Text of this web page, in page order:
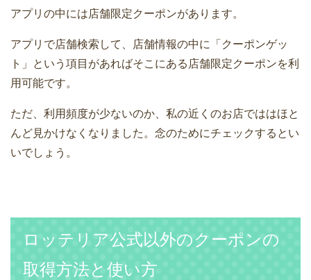
アプリの中には店舗限定クーポンがあります。
アプリで店舗検索して、店舗情報の中に「クーポンゲッ
ト」という項目があればそこにある店舗限定クーポンを利
用可能です。
ただ、利用頻度が少ないのか、私の近くのお店でははほと
んど見かけなくなりました。念のためにチェックするとい
いでしょう。
ロッテリア公式以外のクーポンの
取得方法と使い方